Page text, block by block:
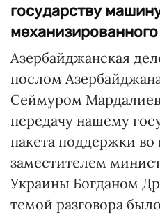
государству
Азербайджанская
послом
Сеймуром
передачу нашему
пакета поддержки во
заместителем
Украины Богданом
темой разговора было